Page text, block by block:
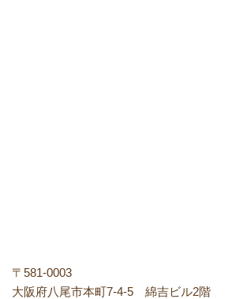
〒581-0003
大阪府八尾市本町7-4-5 綿吉ビル2階